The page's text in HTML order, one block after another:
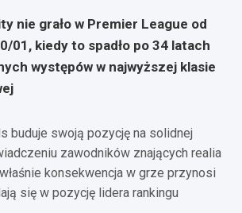
nie grało w Premier League od
01, kiedy to spadło po 34 latach
występów w najwyższej klasie
buduje swoją pozycję na solidnej
zawodników znających realia
konsekwencja w grze przynosi
się w pozycję lidera rankingu